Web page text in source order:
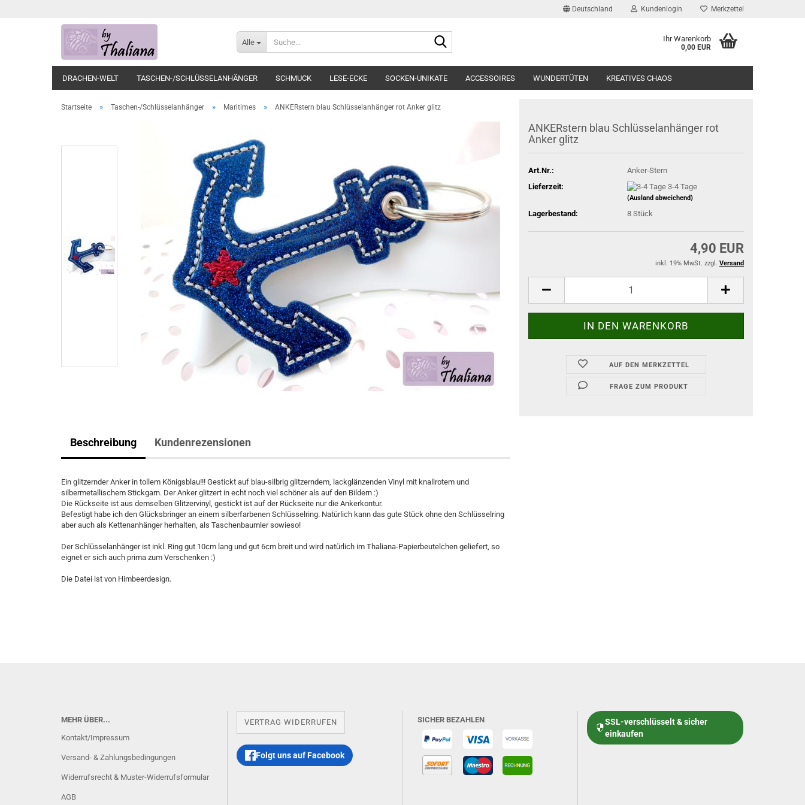
Deutschland
Lieferland
Kundenlogin
Konto erstellen
Passwort vergessen?
Merkzettel
Alle Ihr Warenkorb
0,00 EUR
DRACHEN-WELT TASCHEN-/SCHLÜSSELANHÄNGER SCHMUCK LESE-ECKE SOCKEN-UNIKATE ACCESSOIRES WUNDERTÜTEN KREATIVES CHAOS
Startseite » Taschen-/Schlüsselanhänger » Maritimes » ANKERstern blau Schlüsselanhänger rot Anker glitz
ANKERstern blau Schlüsselanhänger rot
Anker glitz
Art.Nr.:
Anker-Stern
Lieferzeit:
3-4 Tage
(Ausland abweichend)
Lagerbestand: 8 Stück
4,90 EUR
inkl. 19% MwSt. zzgl. Versand
AUF DEN MERKZETTEL
FRAGE ZUM PRODUKT
Beschreibung Kundenrezensionen
Ein glitzernder Anker in tollem Königsblau!!! Gestickt auf blau-silbrig glitzerndem, lackglänzenden Vinyl mit knallrotem und
silbermetallischem Stickgarn. Der Anker glitzert in echt noch viel schöner als auf den Bildern :)
Die Rückseite ist aus demselben Glitzervinyl, gestickt ist auf der Rückseite nur die Ankerkontur.
Befestigt habe ich den Glücksbringer an einem silberfarbenen Schlüsselring. Natürlich kann das gute Stück ohne den Schlüsselring
aber auch als Kettenanhänger herhalten, als Taschenbaumler sowieso!
Der Schlüsselanhänger ist inkl. Ring gut 10cm lang und gut 6cm breit und wird natürlich im Thaliana-Papierbeutelchen geliefert, so
eignet er sich auch prima zum Verschenken :)
Die Datei ist von Himbeerdesign.
MEHR ÜBER...
Kontakt/Impressum
Versand- & Zahlungsbedingungen
Widerrufsrecht & Muster-Widerrufsformular
AGB
VERTRAG WIDERRUFEN
Folgt uns auf Facebook
SICHER BEZAHLEN
SSL-verschlüsselt & sicher
einkaufen